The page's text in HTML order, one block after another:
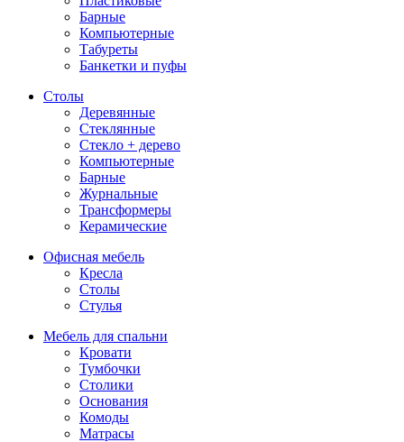
Барные
Компьютерные
Табуреты
Банкетки и пуфы
Столы
Деревянные
Стеклянные
Стекло + дерево
Компьютерные
Барные
Журнальные
Трансформеры
Керамические
Офисная мебель
Кресла
Столы
Стулья
Мебель для спальни
Кровати
Тумбочки
Столики
Основания
Комоды
Матрасы